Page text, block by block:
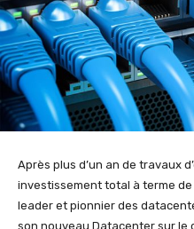
Après plus d’un an de travaux
investissement total à terme de
leader et pionnier des
son nouveau Datacenter sur le